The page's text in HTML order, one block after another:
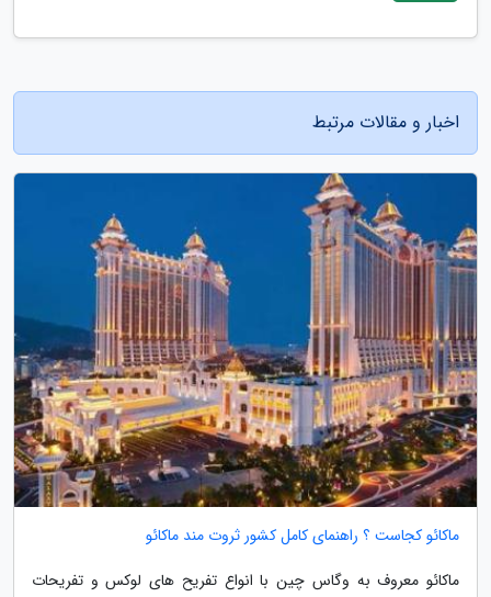
اخبار و مقالات مرتبط
ماکائو کجاست ؟ راهنمای کامل کشور ثروت مند ماکائو
ماکائو معروف به وگاس چین با انواع تفریح های لوکس و تفریحات